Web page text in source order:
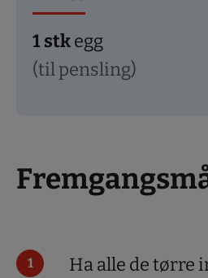
1stkegg
(til pensling)
Ha alle de tørre